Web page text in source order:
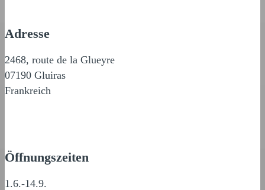
Adresse
2468, route de la Glueyre
07190 Gluiras
Frankreich
Öffnungszeiten
1.6.-14.9.